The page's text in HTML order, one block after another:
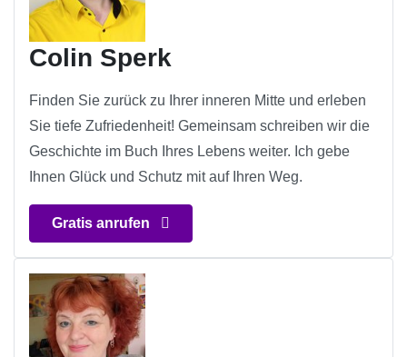
Colin Sperk
Finden Sie zurück zu Ihrer inneren Mitte und erleben
Sie tiefe Zufriedenheit! Gemeinsam schreiben wir die
Geschichte im Buch Ihres Lebens weiter. Ich gebe
Ihnen Glück und Schutz mit auf Ihren Weg.
Gratis anrufen